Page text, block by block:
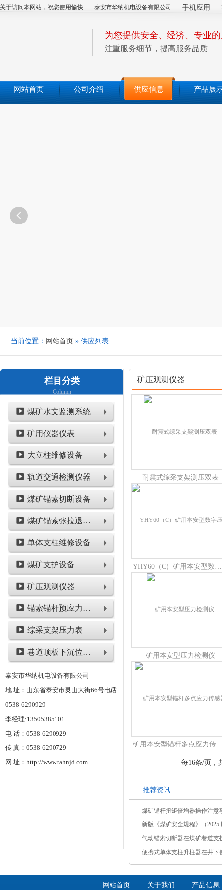
关于访问本网站，祝您使用愉快 泰安市华纳机电设备有限公司 手机应用
为您提供安全、经济、专业
注重服务细节，提高服务品质
网站首页 公司介绍 供应信息 产品展

当前位置： 网站首页 » 供应列表
栏目分类
Column
煤矿水文监测系统
矿用仪器仪表
大立柱维修设备
轨道交通检测仪器
煤矿锚索切断设备
煤矿锚索张拉退锚设备
单体支柱维修设备
煤矿支护设备
矿压观测仪器
锚索锚杆预应力检测设备
综采支架压力表
巷道顶板下沉位移类仪表
泰安市华纳机电设备有限公司
地 址：山东省泰安市灵山大街66号电话
0538-6290929
李经理:13505385101
电 话：0538-6290929
传 真：0538-6290729
网 址：http://www.tahnjd.com
矿压观测仪器
耐震式综采支架测压双表
YHY60（C）矿用本安型数字压力计
矿用本安型压力检测仪
矿用本安型锚杆多点
每16条/页，
推荐资讯
煤矿锚杆扭矩倍增器操作注意
新版《煤矿安全规程》（2025
气动锚索切断器在煤矿巷道支
便携式单体支柱升柱器在井下
网站首页 关于我们 产品信息